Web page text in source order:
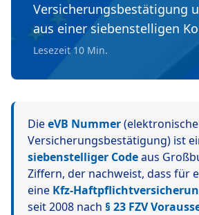
Versicherungsbestätigung
aus einer siebenstelligen
Lesezeit 10 Min.
DieeVB Nummer(elektronische
Versicherungsbestätigung) ist
siebenstelliger Codeaus
Ziffern, der nachweist, dass für
eine Kfz-
seit 2008 nach § 23 FZV